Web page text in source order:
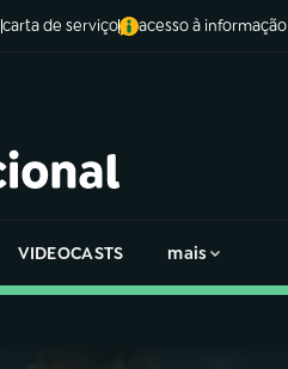
carta de serviço acesso à informação
VIDEOCASTS mais